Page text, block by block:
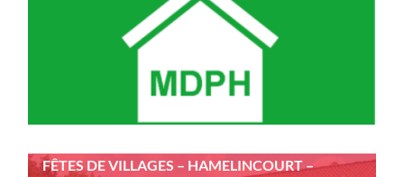
FÊTES DE VILLAGES – HAMELINCOURT –